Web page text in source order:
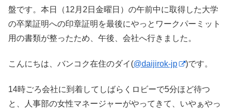
盤です。本日（12月2日金曜日）の午前中に取得した大学
の卒業証明への印章証明を最後にやっとワークパーミット
用の書類が整ったため、午後、会社へ行きました。
こんにちは、バンコク在住のダイ(@daijirok-jp )です。
14時ごろ会社に到着してしばらくロビーで5分ほど待つ
と、人事部の女性マネージャーがやってきて、いやぁやっ